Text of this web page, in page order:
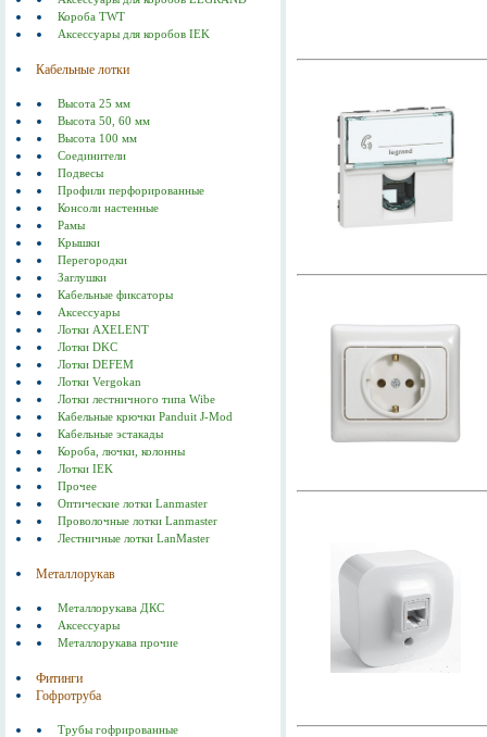
Короба TWT
Аксессуары для коробов IEK
Кабельные лотки
Высота 25 мм
Высота 50, 60 мм
Высота 100 мм
Соединители
Подвесы
Профили перфорированные
Консоли настенные
Рамы
Крышки
Перегородки
Заглушки
Кабельные фиксаторы
Аксессуары
Лотки AXELENT
Лотки DKC
Лотки DEFEM
Лотки Vergokan
Лотки лестничного типа Wibe
Кабельные крючки Panduit J-Mod
Кабельные эстакады
Короба, лючки, колонны
Лотки IEK
Прочее
Оптические лотки Lanmaster
Проволочные лотки Lanmaster
Лестничные лотки LanMaster
Металлорукав
Металлорукава ДКС
Аксессуары
Металлорукава прочие
Фитинги
Гофротруба
Трубы гофрированные